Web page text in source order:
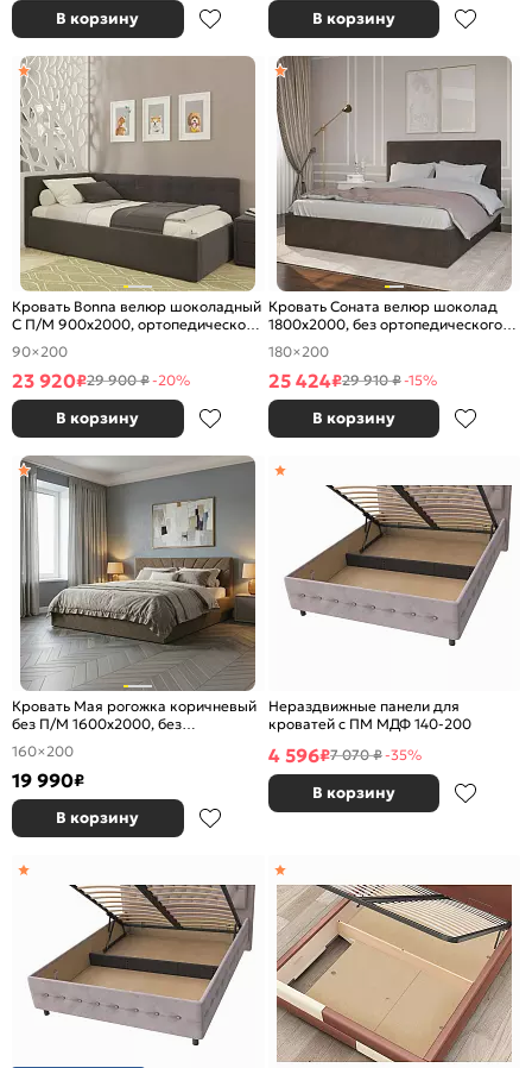
В корзину В корзину
Кровать Bonna велюр шоколадный
С П/М 900x2000, ортопедическое
основание, изголовье мягкое
90×200
23 920₽29 900 ₽-20%
В корзину
Кровать Соната велюр шоколад
1800x2000, без ортопедического
основания, изголовье мягкое
180×200
25 424₽29 910 ₽-15%
В корзину
Кровать Мая рогожка коричневый
без П/М 1600x2000, без
ортопедического основания,
изголовье мягкое
160×200
19 990₽
В корзину
Нераздвижные панели для
кроватей с ПМ МДФ 140-200
4 596₽7 070 ₽-35%
В корзину